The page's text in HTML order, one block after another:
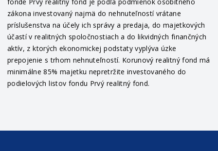
zákona investovaný najmä do nehnuteľností vrátane
príslušenstva na účely ich správy a predaja, do majetkových
účastí v realitných spoločnostiach a do likvidných finančných
aktív, z ktorých ekonomickej podstaty vyplýva úzke
prepojenie s trhom nehnuteľností. Korunový realitný fond má
minimálne 85% majetku nepretržite investovaného do
podielových listov fondu Prvý realitný fond.